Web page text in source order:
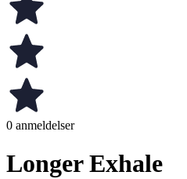
0 anmeldelser
Longer Exhale